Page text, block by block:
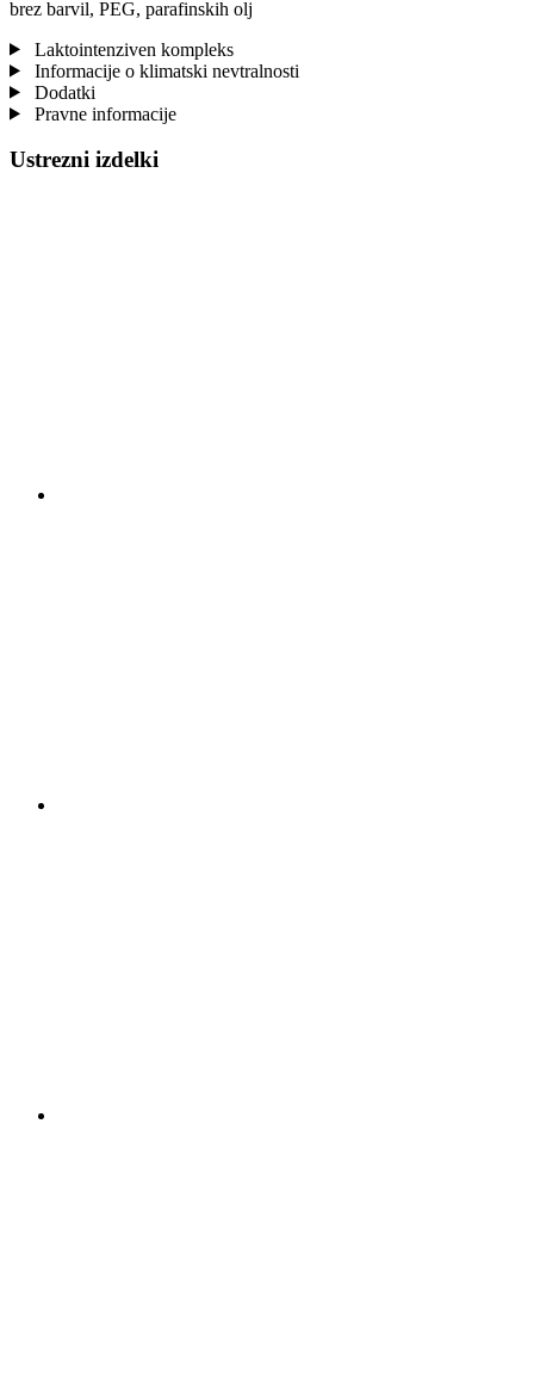
brez barvil, PEG, parafinskih olj
Laktointenziven kompleks
Informacije o klimatski nevtralnosti
Dodatki
Pravne informacije
Ustrezni izdelki